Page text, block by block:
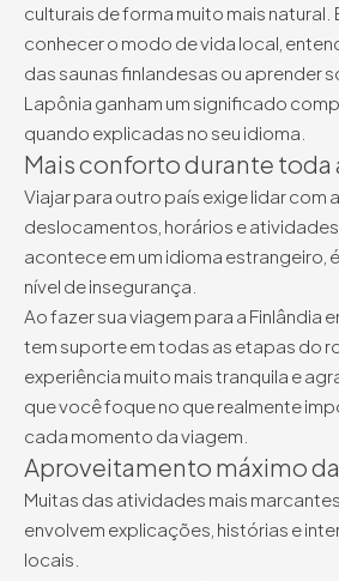
culturais de forma muito mais
conhecer o modo de vida local,
das saunas finlandesas ou aprender
Lapônia ganham um significado
quando explicadas no seu idioma.
Mais conforto durante toda
Viajar para outro país exige lidar com
deslocamentos, horários e
acontece em um idioma estrangeiro,
nível de insegurança.
Ao fazer sua viagem para a Finlândia
tem suporte em todas as etapas do
experiência muito mais tranquila e
que você foque no que realmente
cada momento da viagem.
Aproveitamento máximo
Muitas das atividades mais
envolvem explicações, histórias e
locais.